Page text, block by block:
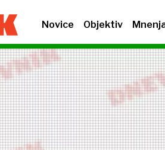
Novice Objektiv